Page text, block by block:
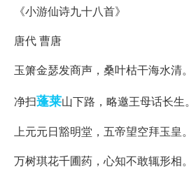
《小游仙诗九十八首》
唐代 曹唐
玉箫金瑟发商声，桑叶枯干海水清。
净扫蓬莱山下路，略邀王母话长生。
上元元日豁明堂，五帝望空拜玉皇。
万树琪花千圃药，心知不敢辄形相。